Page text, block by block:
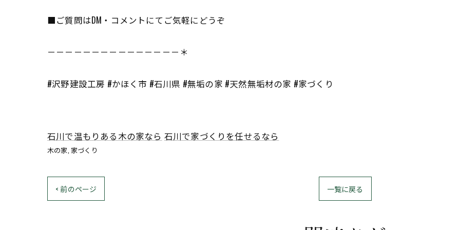
■ご質問はDM・コメントにてご気軽にどうぞ
－－－－－－－－－－－－－－－＊
#沢野建設工房 #かほく市 #石川県 #無垢の家 #天然無垢材の家 #家づくり
石川で温もりある木の家なら 石川で家づくりを任せるなら
木の家 家づくり
< 前のページ 一覧に戻る